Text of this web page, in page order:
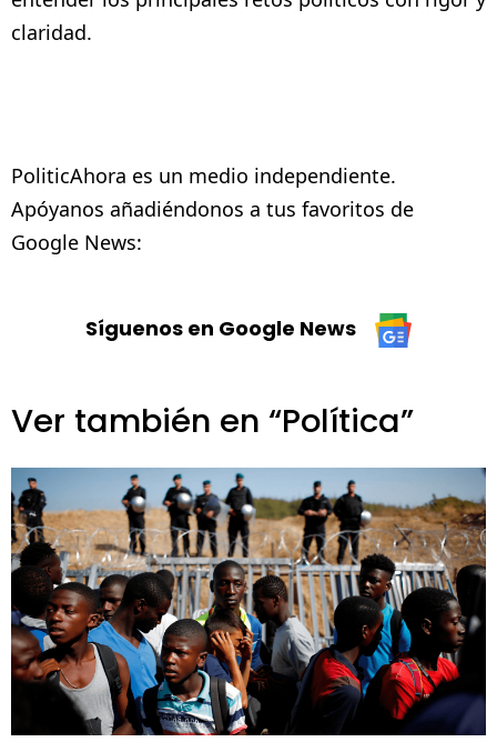
claridad.
PoliticAhora es un medio independiente.
Apóyanos añadiéndonos a tus favoritos de
Google News:
Síguenos en Google News
Ver también en “Política”